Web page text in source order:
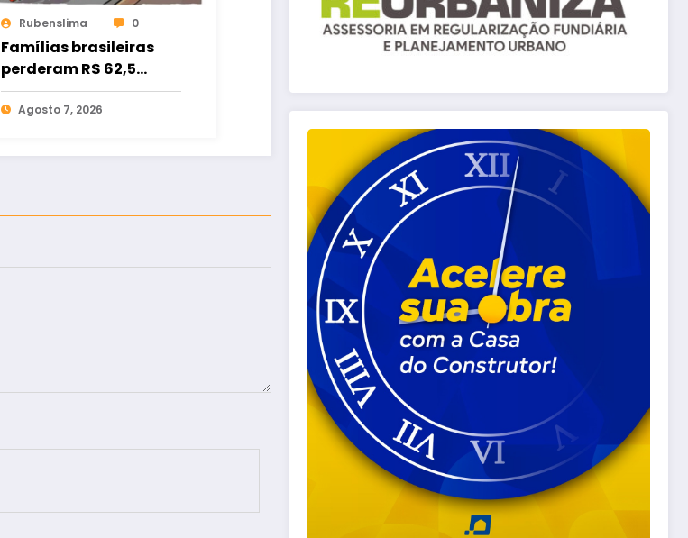
Rubenslima 0
Famílias brasileiras
perderam R$ 62,5
bilhões para bets em
2025Agosto 7, 2026